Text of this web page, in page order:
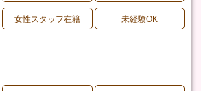
女性スタッフ在籍 未経験OK